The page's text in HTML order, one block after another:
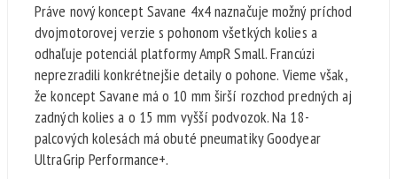
Práve nový koncept Savane 4x4 naznačuje možný príchod
dvojmotorovej verzie s pohonom všetkých kolies a
odhaľuje potenciál platformy AmpR Small. Francúzi
neprezradili konkrétnejšie detaily o pohone. Vieme však,
že koncept Savane má o 10 mm širší rozchod predných aj
zadných kolies a o 15 mm vyšší podvozok. Na 18-
palcových kolesách má obuté pneumatiky Goodyear
UltraGrip Performance+.